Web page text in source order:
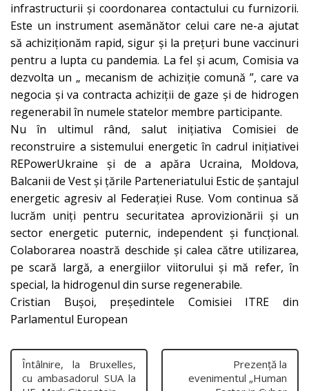
infrastructurii și coordonarea contactului cu furnizorii.
Este un instrument asemănător celui care ne-a ajutat
să achiziționăm rapid, sigur și la prețuri bune vaccinuri
pentru a lupta cu pandemia. La fel și acum, Comisia va
dezvolta un „ mecanism de achiziție comună ”, care va
negocia și va contracta achiziții de gaze și de hidrogen
regenerabil în numele statelor membre participante.
Nu în ultimul rând, salut inițiativa Comisiei de
reconstruire a sistemului energetic în cadrul inițiativei
REPowerUkraine și de a apăra Ucraina, Moldova,
Balcanii de Vest și țările Parteneriatului Estic de șantajul
energetic agresiv al Federației Ruse. Vom continua să
lucrăm uniți pentru securitatea aprovizionării și un
sector energetic puternic, independent și funcțional.
Colaborarea noastră deschide și calea către utilizarea,
pe scară largă, a energiilor viitorului și mă refer, în
special, la hidrogenul din surse regenerabile.
Cristian Bușoi, președintele Comisiei ITRE din
Parlamentul European
Întâlnire, la Bruxelles,
cu ambasadorul SUA la
Prezență la
evenimentul „Human